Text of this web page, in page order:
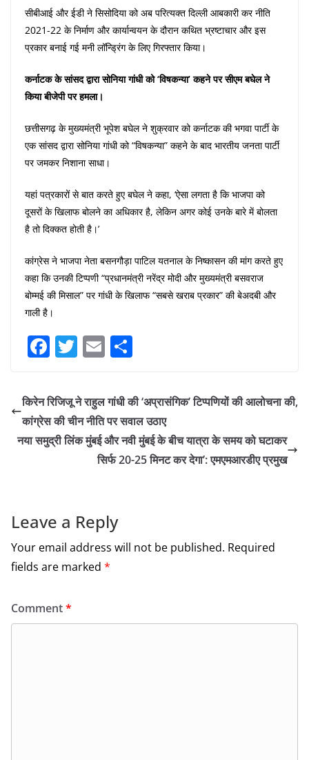
सीबीआई और ईडी ने सिसोदिया को अब परित्यक्त दिल्ली आबकारी कर नीति
2021-22 के निर्माण और कार्यान्वयन के दौरान कथित भ्रष्टाचार और इस
प्रकार बनाई गई मनी लॉन्ड्रिंग के लिए गिरफ्तार किया।
कर्नाटक के सांसद द्वारा सोनिया गांधी को ‘विषकन्या’ कहने पर सीएम बघेल ने
किया बीजेपी पर हमला।
छत्तीसगढ़ के मुख्यमंत्री भूपेश बघेल ने शुक्रवार को कर्नाटक की भगवा पार्टी के
एक सांसद द्वारा सोनिया गांधी को “विषकन्या” कहने के बाद भारतीय जनता पार्टी
पर जमकर निशाना साधा।
यहां पत्रकारों से बात करते हुए बघेल ने कहा, ‘ऐसा लगता है कि भाजपा को
दूसरों के खिलाफ बोलने का अधिकार है, लेकिन अगर कोई उनके बारे में बोलता
है तो दिक्कत होती है।’
कांग्रेस ने भाजपा नेता बसनगौड़ा पाटिल यतनाल के निष्कासन की मांग करते हुए
कहा कि उनकी टिप्पणी “प्रधानमंत्री नरेंद्र मोदी और मुख्यमंत्री बसवराज
बोम्मई की मिसाल” पर गांधी के खिलाफ “सबसे खराब प्रकार” की बेअदबी और
गाली है।
F
c
e
b
o
T
itt
er
E
ai
l
ar
e
किरेन रिजिजू ने राहुल गांधी की ‘अप्रासंगिक’ टिप्पणियों की आलोचना की,
कांग्रेस की चीन नीति पर सवाल उठाए
नया समुद्री लिंक मुंबई और नवी मुंबई के बीच यात्रा के समय को घटाकर
सिर्फ 20-25 मिनट कर देगा’: एमएमआरडीए प्रमुख
Leave a Reply
Your email address will not be published. Required
fields are marked *
Comment*